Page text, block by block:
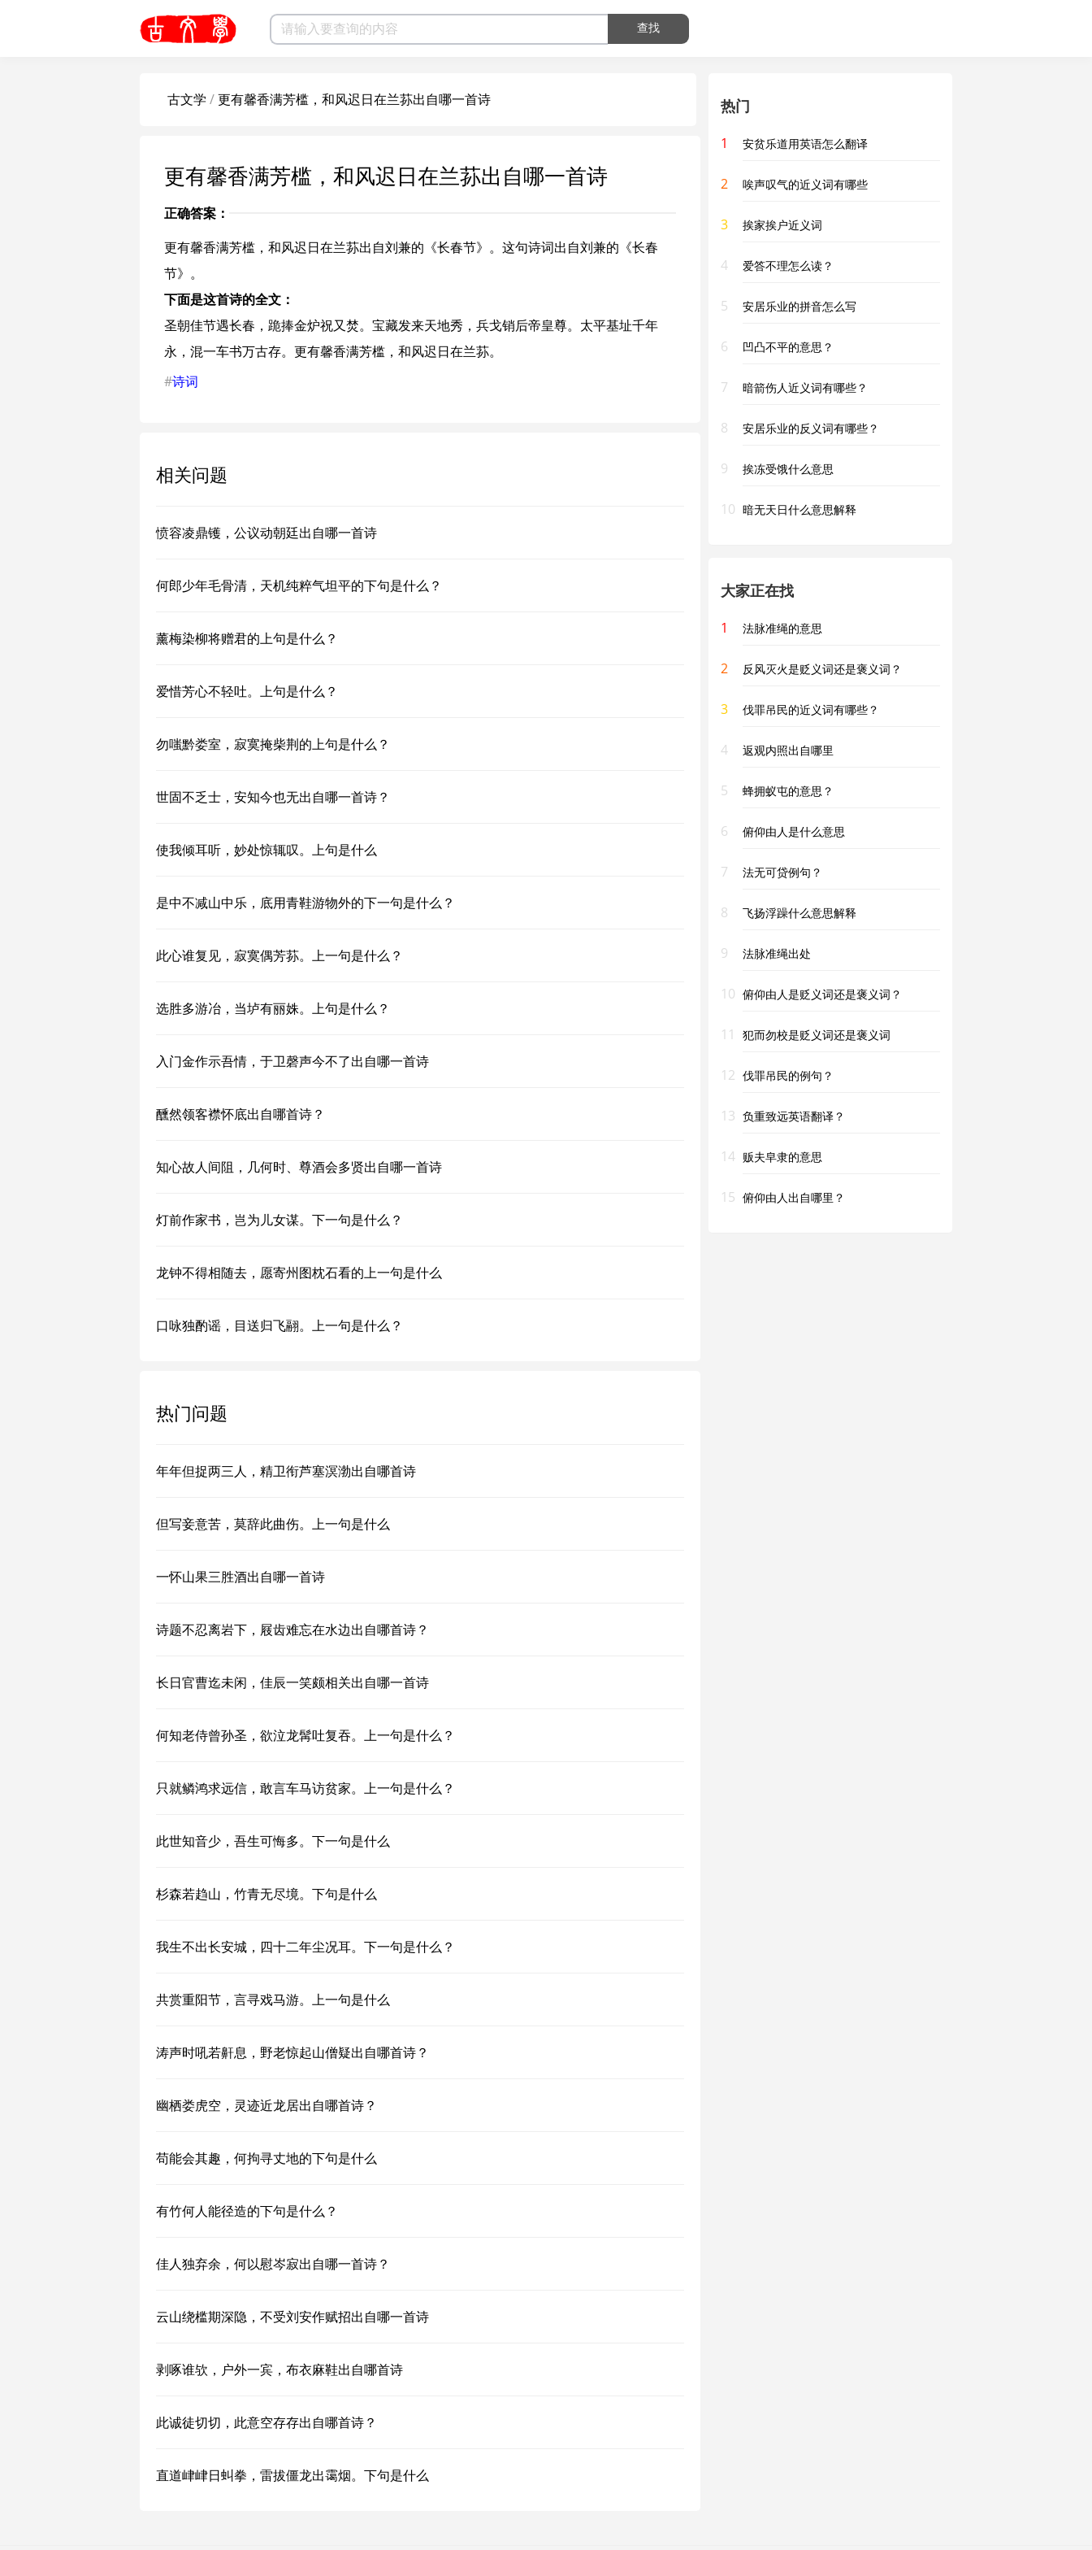
查找
古文学 /更有馨香满芳槛，和风迟日在兰荪出自哪一首诗
更有馨香满芳槛，和风迟日在兰荪出自哪一首诗
正确答案：
更有馨香满芳槛，和风迟日在兰荪出自刘兼的《长春节》。这句诗词出自刘兼的《长春
节》。
下面是这首诗的全文：
圣朝佳节遇长春，跪捧金炉祝又焚。宝藏发来天地秀，兵戈销后帝皇尊。太平基址千年
永，混一车书万古存。更有馨香满芳槛，和风迟日在兰荪。
#诗词
相关问题
愤容凌鼎镬，公议动朝廷出自哪一首诗
何郎少年毛骨清，天机纯粹气坦平的下句是什么？
薰梅染柳将赠君的上句是什么？
爱惜芳心不轻吐。上句是什么？
勿嗤黔娄室，寂寞掩柴荆的上句是什么？
世固不乏士，安知今也无出自哪一首诗？
使我倾耳听，妙处惊辄叹。上句是什么
是中不减山中乐，底用青鞋游物外的下一句是什么？
此心谁复见，寂寞偶芳荪。上一句是什么？
选胜多游冶，当垆有丽姝。上句是什么？
入门金作示吾情，于卫磬声今不了出自哪一首诗
醺然领客襟怀底出自哪首诗？
知心故人间阻，几何时、尊酒会多贤出自哪一首诗
灯前作家书，岂为儿女谋。下一句是什么？
龙钟不得相随去，愿寄州图枕石看的上一句是什么
口咏独酌谣，目送归飞翮。上一句是什么？
热门问题
年年但捉两三人，精卫衔芦塞溟渤出自哪首诗
但写妾意苦，莫辞此曲伤。上一句是什么
一怀山果三胜酒出自哪一首诗
诗题不忍离岩下，屐齿难忘在水边出自哪首诗？
长日官曹迄未闲，佳辰一笑颇相关出自哪一首诗
何知老侍曾孙圣，欲泣龙髯吐复吞。上一句是什么？
只就鳞鸿求远信，敢言车马访贫家。上一句是什么？
此世知音少，吾生可悔多。下一句是什么
杉森若趋山，竹青无尽境。下句是什么
我生不出长安城，四十二年尘况耳。下一句是什么？
共赏重阳节，言寻戏马游。上一句是什么
涛声时吼若鼾息，野老惊起山僧疑出自哪首诗？
幽栖娄虎空，灵迹近龙居出自哪首诗？
苟能会其趣，何拘寻丈地的下句是什么
有竹何人能径造的下句是什么？
佳人独弃余，何以慰岑寂出自哪一首诗？
云山绕槛期深隐，不受刘安作赋招出自哪一首诗
剥啄谁欤，户外一宾，布衣麻鞋出自哪首诗
此诚徒切切，此意空存存出自哪首诗？
直道峍峍日虯拳，雷拔僵龙出霭烟。下句是什么
热门
1 安贫乐道用英语怎么翻译
2 唉声叹气的近义词有哪些
3 挨家挨户近义词
4 爱答不理怎么读？
5 安居乐业的拼音怎么写
6 凹凸不平的意思？
7 暗箭伤人近义词有哪些？
8 安居乐业的反义词有哪些？
9 挨冻受饿什么意思
10 暗无天日什么意思解释
大家正在找
1 法脉准绳的意思
2 反风灭火是贬义词还是褒义词？
3 伐罪吊民的近义词有哪些？
4 返观内照出自哪里
5 蜂拥蚁屯的意思？
6 俯仰由人是什么意思
7 法无可贷例句？
8 飞扬浮躁什么意思解释
9 法脉准绳出处
10 俯仰由人是贬义词还是褒义词？
11 犯而勿校是贬义词还是褒义词
12 伐罪吊民的例句？
13 负重致远英语翻译？
14 贩夫皁隶的意思
15 俯仰由人出自哪里？